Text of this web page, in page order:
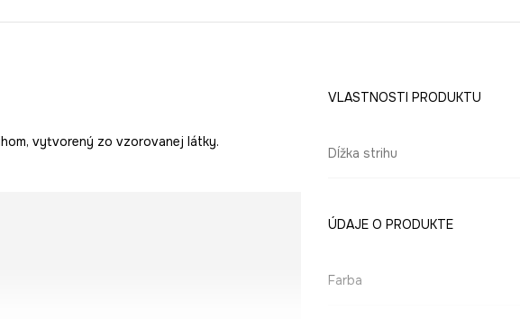
vytvorený zo vzorovanej látky.
VLASTNOSTI PRODUKTU
Dĺžka strihu
ÚDAJE O PRODUKTE
Farba